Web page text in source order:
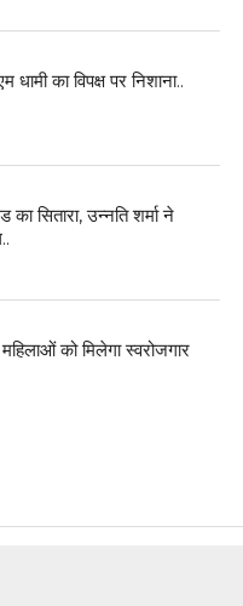
धामी का विपक्ष पर निशाना..
सितारा, उन्नति शर्मा ने
को मिलेगा स्वरोजगार